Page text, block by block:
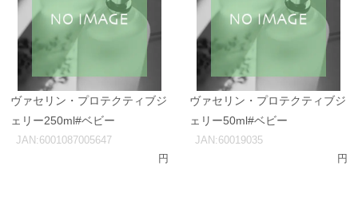
ヴァセリン・プロテクティブジ
ェリー250ml#ベビー
JAN:6001087005647
円
ヴァセリン・プロテクティブジ
ェリー50ml#ベビー
JAN:60019035
円